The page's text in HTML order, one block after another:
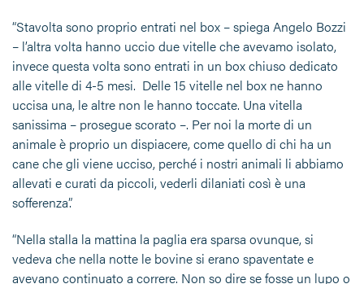
“Stavolta sono proprio entrati nel box – spiega Angelo Bozzi
– l’altra volta hanno uccio due vitelle che avevamo isolato,
invece questa volta sono entrati in un box chiuso dedicato
alle vitelle di 4-5 mesi. Delle 15 vitelle nel box ne hanno
uccisa una, le altre non le hanno toccate. Una vitella
sanissima – prosegue scorato –. Per noi la morte di un
animale è proprio un dispiacere, come quello di chi ha un
cane che gli viene ucciso, perché i nostri animali li abbiamo
allevati e curati da piccoli, vederli dilaniati così è una
sofferenza”.
“Nella stalla la mattina la paglia era sparsa ovunque, si
vedeva che nella notte le bovine si erano spaventate e
avevano continuato a correre. Non so dire se fosse un lupo o